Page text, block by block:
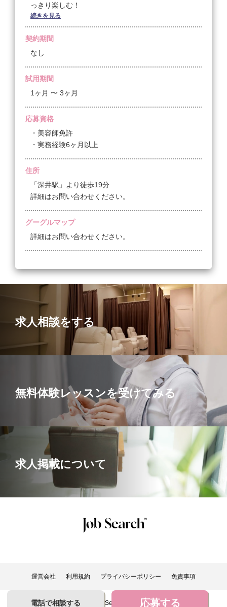
っきり楽しむ！
やる気と笑顔がある方は条件相談乗りますので、まず
はお気軽にご相談ください♪
募集要項サマリーはこちら！
続きを見る
契約期間
なし
試用期間
1ヶ月 〜 3ヶ月
応募資格
・美容師免許
・実務経験6ヶ月以上
住所
「深井駅」より徒歩19分
詳細はお問い合わせください。
グーグルマップ
詳細はお問い合わせください。
電話で相談する 応募する
求人相談をする
無料体験レッスンを受けてみる
求人掲載について
運営会社 利用規約 プライバシーポリシー 免責事項
Copyright © 2022Job-Search. All Rights Reserved.